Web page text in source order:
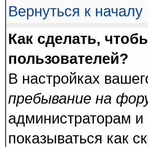
Вернуться к началу
Как сделать,
пользователей?
В настройках
пребывание на
администраторам
показываться как